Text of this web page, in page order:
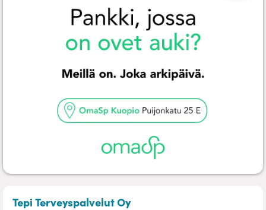
Tepi Terveyspalvelut Oy– Terveysmittaukset